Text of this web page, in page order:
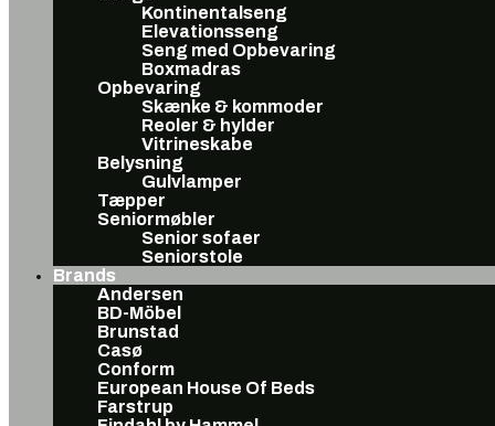
Kontinentalseng
Elevationsseng
Seng med Opbevaring
Boxmadras
Opbevaring
Skænke & kommoder
Reoler & hylder
Vitrineskabe
Belysning
Gulvlamper
Tæpper
Seniormøbler
Senior sofaer
Seniorstole
Brands
Andersen
BD-Möbel
Brunstad
Casø
Conform
European House Of Beds
Farstrup